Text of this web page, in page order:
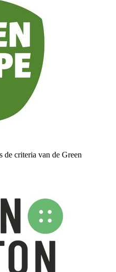
criteria van de Green